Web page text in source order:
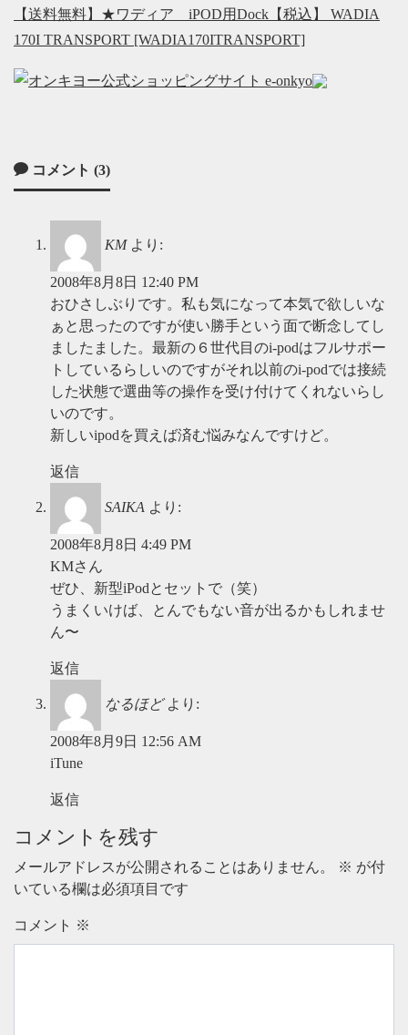
【送料無料】★ワディア iPOD用Dock【税込】 WADIA
170I TRANSPORT [WADIA170ITRANSPORT]
コメント (3)
KM より:
2008年8月8日 12:40 PM
おひさしぶりです。私も気になって本気で欲しいな
ぁと思ったのですが使い勝手という面で断念してし
ましたました。最新の６世代目のi-podはフルサポー
トしているらしいのですがそれ以前のi-podでは接続
した状態で選曲等の操作を受け付けてくれないらし
いのです。
新しいipodを買えば済む悩みなんですけど。
返信
SAIKA より:
2008年8月8日 4:49 PM
KMさん
ぜひ、新型iPodとセットで（笑）
うまくいけば、とんでもない音が出るかもしれませ
ん〜
返信
なるほど より:
2008年8月9日 12:56 AM
iTune
返信
コメントを残す
メールアドレスが公開されることはありません。 ※ が付
いている欄は必須項目です
コメント ※